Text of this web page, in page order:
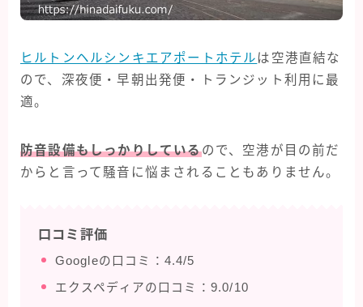
ヒルトンヘルシンキエアポートホテルは空港直結な
ので、深夜便・早朝出発便・トランジット利用に最
適。
防音設備もしっかりしているので、空港が目の前だ
からと言って騒音に悩まされることもありません。
口コミ評価
Googleの口コミ：4.4/5
エクスペディアの口コミ：9.0/10